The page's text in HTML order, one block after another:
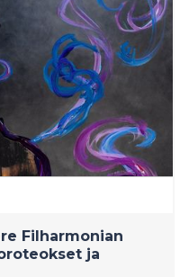
4.-13.6.2026
Filharmonian
ja